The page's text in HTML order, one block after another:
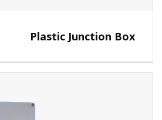
Plastic Junction Box